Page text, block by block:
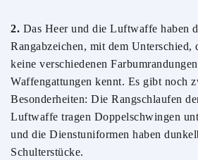
2. Das Heer und die Luftwaffe haben
Rangabzeichen, mit dem Unterschied,
keine verschiedenen
Waffengattungen kennt. Es gibt noch
Besonderheiten: Die Rangschlaufen
Luftwaffe tragen Doppelschwingen
und die Dienstuniformen haben
Schulterstücke.